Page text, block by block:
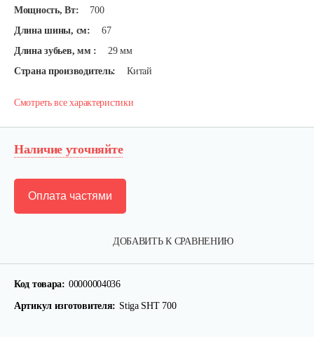
Мощность, Вт:
700
Длина шины, см:
67
Длина зубьев, мм :
29 мм
Страна производитель:
Китай
Смотреть все характеристики
Наличие уточняйте
ДОБАВИТЬ К СРАВНЕНИЮ
Оплата частями
Код товара: 00000004036
Артикул изготовителя: Stiga SHT 700